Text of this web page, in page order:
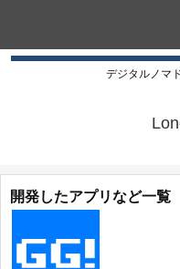
デジタルノマ
開発したアプリなど一覧